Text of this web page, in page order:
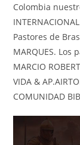
Colombia
Pastores de
MARQUES. Los
MARCIO
VIDA &
COMUNIDAD